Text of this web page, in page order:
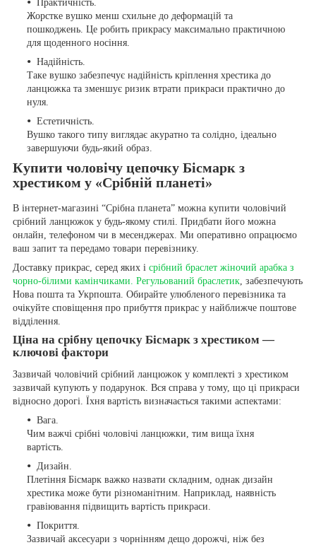
Практичність.
Жорстке вушко менш схильне до деформацій та
пошкоджень. Це робить прикрасу максимально практичною
для щоденного носіння.
Надійність.
Таке вушко забезпечує надійність кріплення хрестика до
ланцюжка та зменшує ризик втрати прикраси практично до
нуля.
Естетичність.
Вушко такого типу виглядає акуратно та солідно, ідеально
завершуючи будь-який образ.
Купити чоловічу цепочку Бісмарк з
хрестиком у «Срібній планеті»
В інтернет-магазині “Срібна планета” можна купити чоловічий
срібний ланцюжок у будь-якому стилі. Придбати його можна
онлайн, телефоном чи в месенджерах. Ми оперативно опрацюємо
ваш запит та передамо товари перевізнику.
Доставку прикрас, серед яких і срібний браслет жіночий арабка з
чорно-білими камінчиками. Регульований браслетик, забезпечують
Нова пошта та Укрпошта. Обирайте улюбленого перевізника та
очікуйте сповіщення про прибуття прикрас у найближче поштове
відділення.
Ціна на срібну цепочку Бісмарк з хрестиком —
ключові фактори
Зазвичай чоловічий срібний ланцюжок у комплекті з хрестиком
зазвичай купують у подарунок. Вся справа у тому, що ці прикраси
відносно дорогі. Їхня вартість визначається такими аспектами:
Вага.
Чим важчі срібні чоловічі ланцюжки, тим вища їхня
вартість.
Дизайн.
Плетіння Бісмарк важко назвати складним, однак дизайн
хрестика може бути різноманітним. Наприклад, наявність
гравіювання підвищить вартість прикраси.
Покриття.
Зазвичай аксесуари з чорнінням дещо дорожчі, ніж без